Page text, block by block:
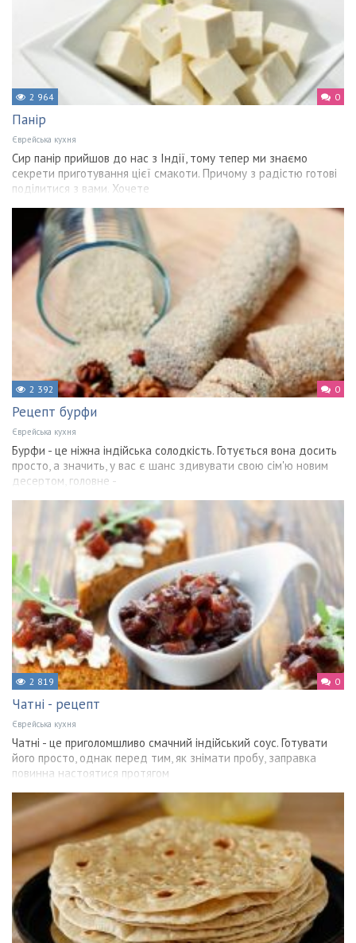
2 964 0
Панір
Єврейська кухня
Сир панір прийшов до нас з Індії, тому тепер ми знаємо
секрети приготування цієї смакоти. Причому з радістю готові
поділитися з вами. Хочете
2 392 0
Рецепт бурфи
Єврейська кухня
Бурфи - це ніжна індійська солодкість. Готується вона досить
просто, а значить, у вас є шанс здивувати свою сім'ю новим
десертом, головне -
2 819 0
Чатні - рецепт
Єврейська кухня
Чатні - це приголомшливо смачний індійський соус. Готувати
його просто, однак перед тим, як знімати пробу, заправка
повинна настоятися протягом